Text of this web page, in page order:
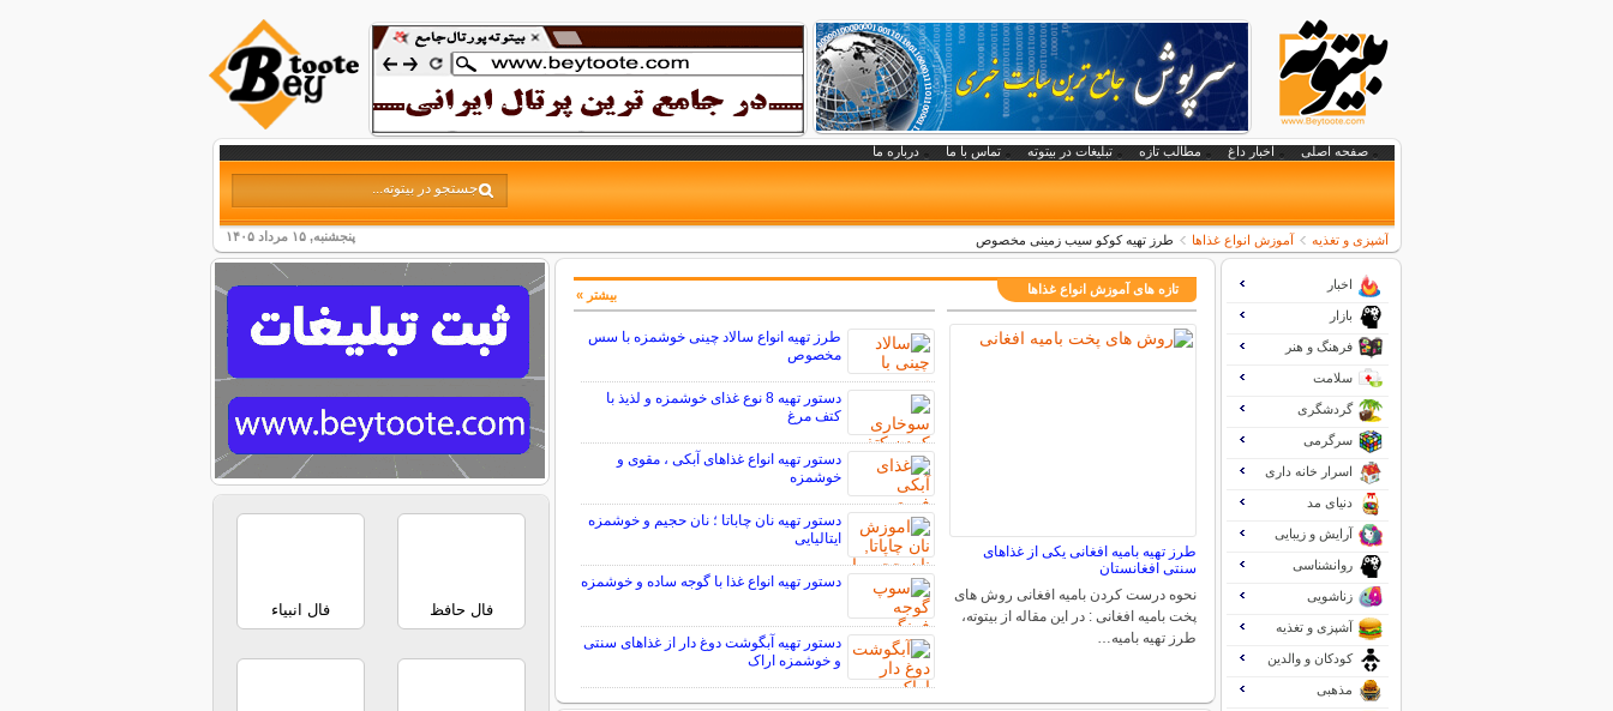
صفحه اصلی اخبار داغ مطالب تازه تبلیغات در بیتوته تماس با ما درباره ما
پنجشنبه, ۱۵ مرداد ۱۴۰۵ آشپزی و تغذیه آموزش انواع غذاها طرز تهیه کوکو سیب زمینی مخصوص
تازه های آموزش انواع غذاها
طرز تهیه بامیه افغانی یکی از غذاهای
سنتی افغانستان
نحوه درست کردن بامیه افغانی روش های
پخت بامیه افغانی : در این مقاله از بیتوته،
طرز تهیه بامیه…
طرز تهیه انواع سالاد چینی خوشمزه با سس
مخصوص
دستور تهیه 8 نوع غذای خوشمزه و لذیذ با
کتف مرغ
دستور تهیه انواع غذاهای آبکی ، مقوی و
خوشمزه
دستور تهیه نان چاباتا ؛ نان حجیم و خوشمزه
ایتالیایی
دستور تهیه انواع غذا با گوجه ساده و خوشمزه
دستور تهیه آبگوشت دوغ دار از غذاهای سنتی
و خوشمزه اراک
بیشتر »
اخبار
بازار
فرهنگ و هنر
سلامت
گردشگری
سرگرمی
اسرار خانه داری
دنیای مد
آرایش و زیبایی
روانشناسی
زناشویی
آشپزی و تغذیه
کودکان و والدین
مذهبی
فال حافظ فال انبیاء